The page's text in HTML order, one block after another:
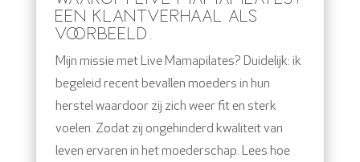
EEN KLANTVERHAAL ALS
VOORBEELD.
Mijn missie met Live Mamapilates? Duidelijk: ik
begeleid recent bevallen moeders in hun
herstel waardoor zij zich weer fit en sterk
voelen. Zodat zij ongehinderd kwaliteit van
leven ervaren in het moederschap. Lees hoe